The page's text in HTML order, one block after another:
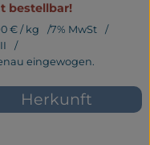
bestellbar!
€ / kg
7% MwSt
eingewogen.
Herkunft